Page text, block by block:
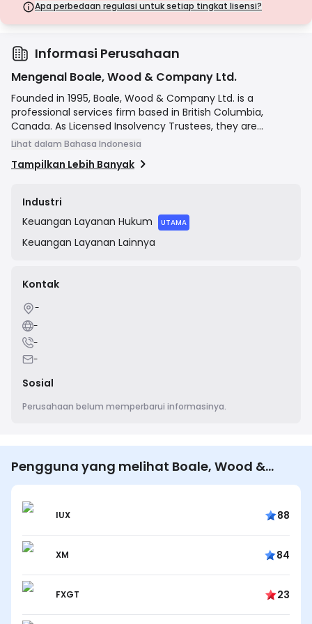
Apa perbedaan regulasi untuk setiap tingkat lisensi?
langkah keamanan.
Dari yurisdiksi dengan pengawasan minimal, lisensi ini seringkali
asuransi. Meskipun menarik untuk fleksibilitas operasional, lisensi ini
menimbulkan risiko yang lebih tinggi bagi pedagang.
Informasi Perusahaan
Mengenal Boale, Wood & Company Ltd.
Founded in 1995, Boale, Wood & Company Ltd. is a
professional services firm based in British Columbia,
Canada. As Licensed Insolvency Trustees, they are
federally licensed and regulated professionals who provide
struggling with debt. Their core mission is to offer clear,
options, including consumer proposals, personal
bankruptcy, and corporate insolvency proceedings, helping
clients achieve a financial fresh start.
Lihat dalam Bahasa Indonesia
Tampilkan Lebih Banyak
Industri
Keuangan Layanan Hukum UTAMA
Keuangan Layanan Lainnya
Kontak
-
-
-
-
Sosial
Perusahaan belum memperbarui informasinya.
Pengguna yang melihat Boale, Wood &
Company Ltd. juga melihat…
IUX 88
XM 84
FXGT 23